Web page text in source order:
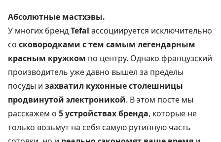
Абсолютные мастхэвы.
У многих брендTefal ассоциируется исключительно
со сковородками с тем самым легендарным
красным кружком по центру. Однако французский
производитель уже давно вышел за пределы
посуды и захватил кухонные столешницы
продвинутой электроникой. В этом посте мы
расскажем о 5 устройствах бренда, которые не
только возьмут на себя самую рутинную часть